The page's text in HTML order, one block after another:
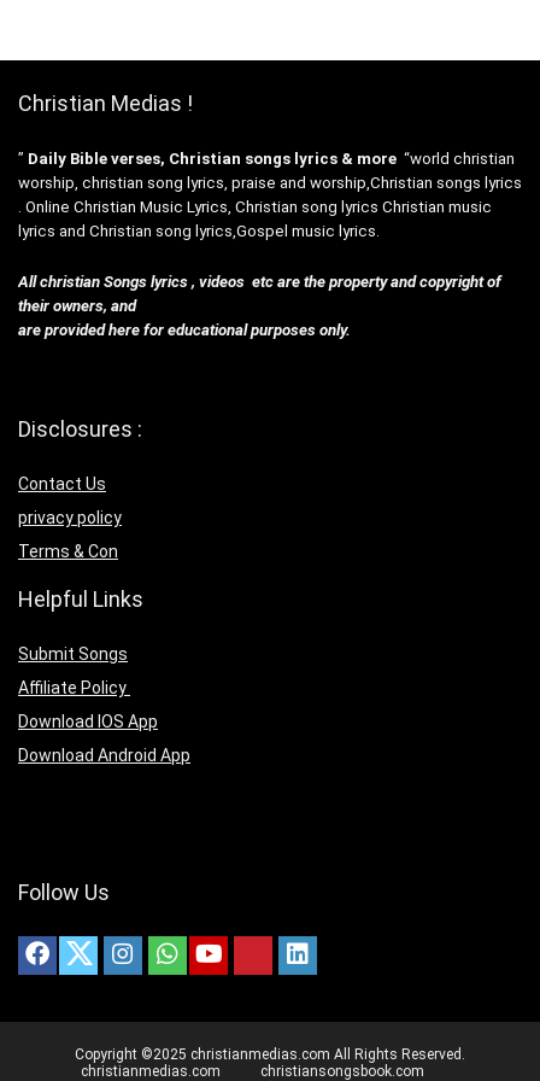
Christian Medias !
” Daily Bible verses, Christian songs lyrics & more “world christian
worship, christian song lyrics, praise and worship,Christian songs lyrics
. Online Christian Music Lyrics, Christian song lyrics Christian music
lyrics and Christian song lyrics,Gospel music lyrics.
All christian Songs lyrics , videos etc are the property and copyright of
their owners, and
are provided here for educational purposes only.
Disclosures :
Contact Us
privacy policy
Terms & Con
Helpful Links
Submit Songs
Affiliate Policy
Download IOS App
Download Android App
Follow Us
Copyright ©2025 christianmedias.com All Rights Reserved.
christianmedias.com
christiansongsbook.com